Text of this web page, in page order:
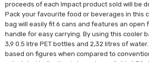
proceeds of each Impact product sold will be
Pack your favourite food or beverages in this
bag will easily fit 6 cans and features an open
handle for easy carrying. By using this cooler
3,9 0.5 litre PET bottles and 2,32 litres of
based on figures when compared to